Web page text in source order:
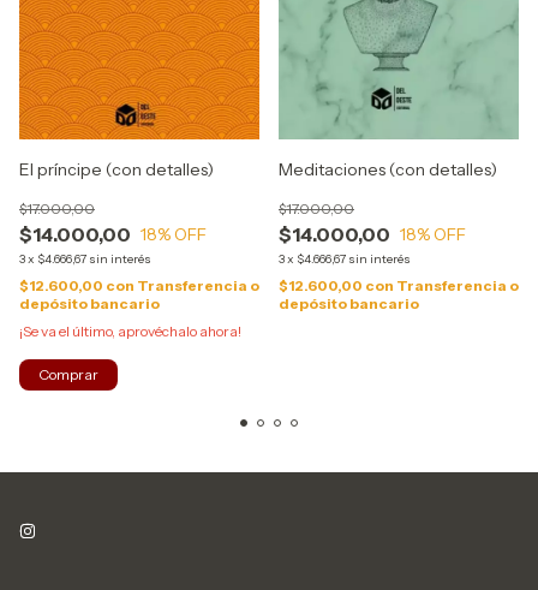
El príncipe (con detalles)
$14.000,00
$17.000,00
18% OFF
3x $4.666,67 sin interés
$12.600,00 con Transferencia o
depósito bancario
¡Se va el último, aprovéchalo ahora!
Meditaciones (con detalles)
$14.000,00
$17.000,00
18% OFF
3x $4.666,67 sin interés
$12.600,00 con Transferencia o
depósito bancario